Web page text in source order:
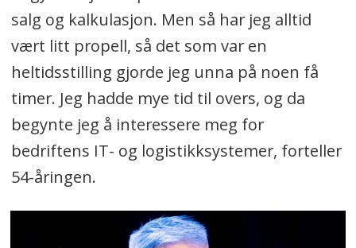
salg og kalkulasjon. Men så har jeg alltid
vært litt propell, så det som var en
heltidsstilling gjorde jeg unna på noen få
timer. Jeg hadde mye tid til overs, og da
begynte jeg å interessere meg for
bedriftens IT- og logistikksystemer, forteller
54-åringen.